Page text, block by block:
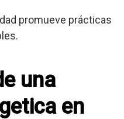
promueve prácticas
una
en